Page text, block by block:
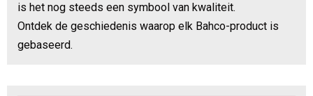
is het nog steeds een symbool van kwaliteit.
Ontdek de geschiedenis waarop elk Bahco-product is
gebaseerd.